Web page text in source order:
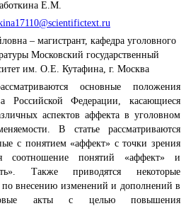
Е.М.
– магистрант, кафедра уголовного
Московский государственный
им. О.Е. Кутафина, г. Москва
основные положения
Российской Федерации, касающиеся
аспектов аффекта в уголовном
В статье рассматриваются
с понятием «аффект» с точки зрения
соотношение понятий «аффект» и
Также приводятся некоторые
внесению изменений и дополнений в
акты с целью повышения